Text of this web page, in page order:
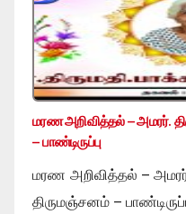
மரண அறிவித்தல் – அமரர்.
– பாண்டிருப்பு
மரண அறிவித்தல் –
திருமஞ்சனம் –